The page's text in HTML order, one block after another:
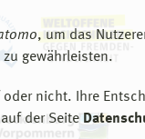
, um das
gewährleisten.
nicht. Ihre
der Seite